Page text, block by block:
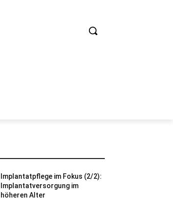
Implantatpflege im Fokus (2/2):
Implantatversorgung im
höheren Alter